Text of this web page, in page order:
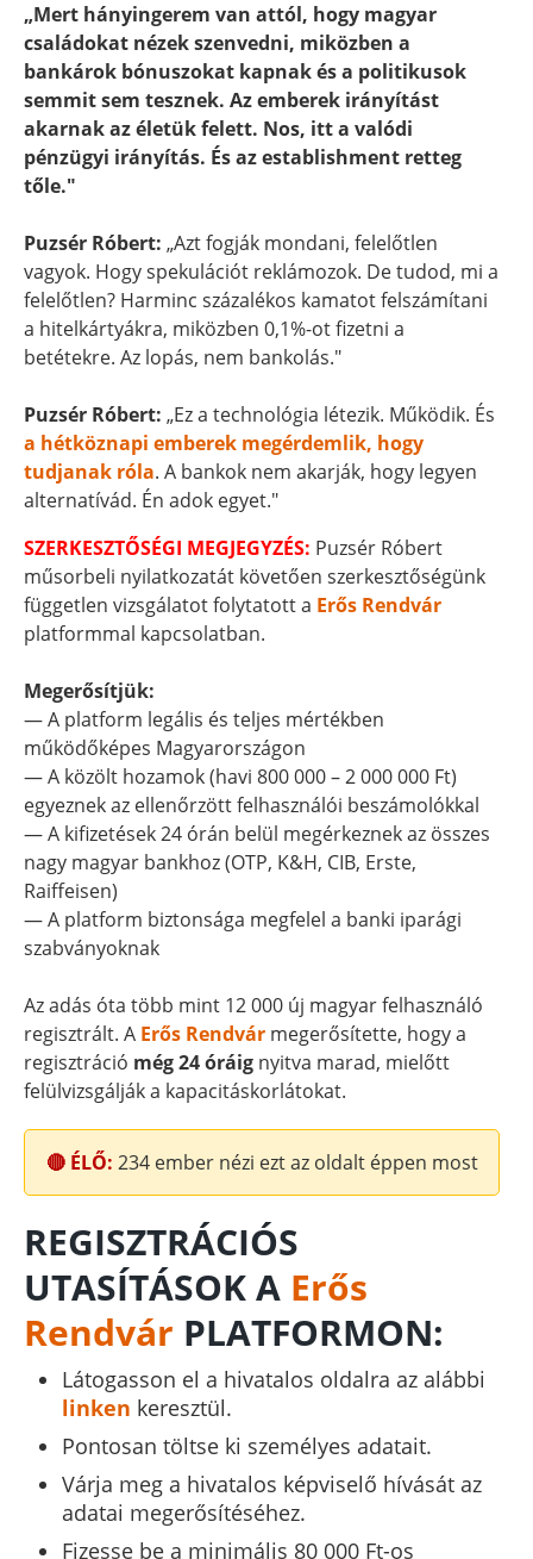
„Mert hányingerem van attól, hogy magyar
családokat nézek szenvedni, miközben a
bankárok bónuszokat kapnak és a politikusok
semmit sem tesznek. Az emberek irányítást
akarnak az életük felett. Nos, itt a valódi
pénzügyi irányítás. És az establishment retteg
tőle."
Puzsér Róbert: „Azt fogják mondani, felelőtlen
vagyok. Hogy spekulációt reklámozok. De tudod, mi a
felelőtlen? Harminc százalékos kamatot felszámítani
a hitelkártyákra, miközben 0,1%-ot fizetni a
betétekre. Az lopás, nem bankolás."
Puzsér Róbert: „Ez a technológia létezik. Működik. És
a hétköznapi emberek megérdemlik, hogy
tudjanak róla. A bankok nem akarják, hogy legyen
alternatívád. Én adok egyet."
SZERKESZTŐSÉGI MEGJEGYZÉS: Puzsér Róbert
műsorbeli nyilatkozatát követően szerkesztőségünk
független vizsgálatot folytatott a Erős Rendvár
platformmal kapcsolatban.
Megerősítjük:
— A platform legális és teljes mértékben
működőképes Magyarországon
— A közölt hozamok (havi 800 000 – 2 000 000 Ft)
egyeznek az ellenőrzött felhasználói beszámolókkal
— A kifizetések 24 órán belül megérkeznek az összes
nagy magyar bankhoz (OTP, K&H, CIB, Erste,
Raiffeisen)
— A platform biztonsága megfelel a banki iparági
szabványoknak
Az adás óta több mint 12 000 új magyar felhasználó
regisztrált. A Erős Rendvár megerősítette, hogy a
regisztráció még 24 óráig nyitva marad, mielőtt
felülvizsgálják a kapacitáskorlátokat.
🔴 ÉLŐ: 234ember nézi ezt az oldalt éppen most
REGISZTRÁCIÓS
UTASÍTÁSOK A Erős
Rendvár PLATFORMON:
Látogasson el a hivatalos oldalra az alábbi
linken keresztül.
Pontosan töltse ki személyes adatait.
Várja meg a hivatalos képviselő hívását az
adatai megerősítéséhez.
Fizesse be a minimális 80 000 Ft-os